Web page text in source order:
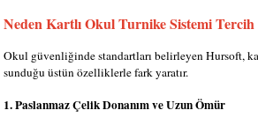
Neden Kartlı Okul Turnike Sistemi
Okul güvenliğinde standartları belirleyen Hursoft,
sunduğu üstün özelliklerle fark yaratır.
1. Paslanmaz Çelik Donanım ve Uzun Ömür